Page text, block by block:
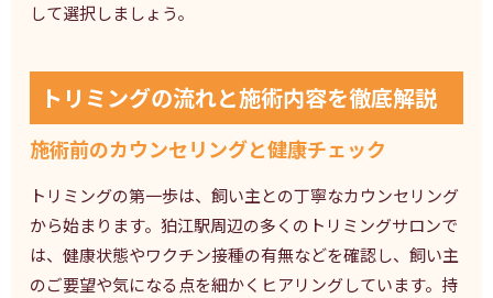
して選択しましょう。
トリミングの流れと施術内容を徹底解説
施術前のカウンセリングと健康チェック
トリミングの第一歩は、飼い主との丁寧なカウンセリング
から始まります。狛江駅周辺の多くのトリミングサロンで
は、健康状態やワクチン接種の有無などを確認し、飼い主
のご要望や気になる点を細かくヒアリングしています。持